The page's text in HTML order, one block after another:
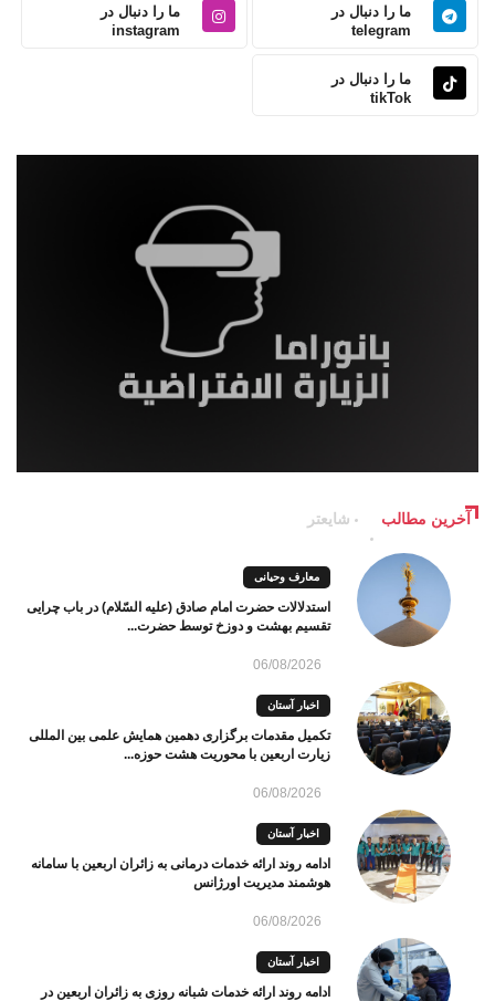
ما را دنبال در
telegram
ما را دنبال در
instagram
ما را دنبال در
tikTok
آخرین مطالب شایعتر
معارف وحیانی
استدلالات حضرت امام صادق (علیه السّلام) در باب چرایی
تقسیم بهشت و دوزخ توسط حضرت...
06/08/2026
اخبار آستان
تکمیل مقدمات برگزاری دهمین همایش علمی بین المللی
زیارت اربعین با محوریت هشت حوزه...
06/08/2026
اخبار آستان
ادامه روند ارائه خدمات درمانی به زائران اربعین با سامانه
هوشمند مدیریت اورژانس
06/08/2026
اخبار آستان
ادامه روند ارائه خدمات شبانه روزی به زائران اربعین در